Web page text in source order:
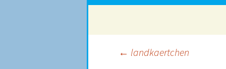
Beitragsnavigation
← landkaertchen